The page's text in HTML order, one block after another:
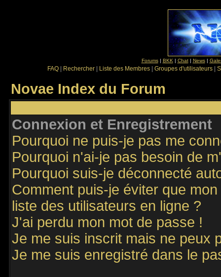
Forums| BKK | Chat| News|
FAQ Rechercher Liste des Membres Groupes d'utilisateurs
Novae Index du Forum
Connexion et Enregistrement
Pourquoi ne puis-je pas me
Pourquoi n'ai-je pas besoin de
Pourquoi suis-je déconnecté
Comment puis-je éviter que
liste des utilisateurs en ligne ?
J'ai perdu mon mot de passe !
Je me suis inscrit mais ne peux
Je me suis enregistré dans le